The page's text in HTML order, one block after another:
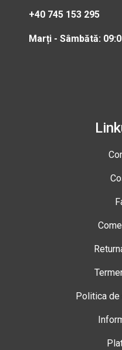
+40 745 153 295
Marți - Sâmbătă:
Politica